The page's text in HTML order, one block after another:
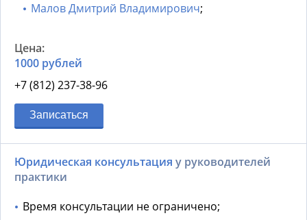
Малов Дмитрий Владимирович;
1000 рублей
+7 (812) 237-38-96
Записаться
Юридическая консультация у руководителей
практики
Время консультации не ограничено;